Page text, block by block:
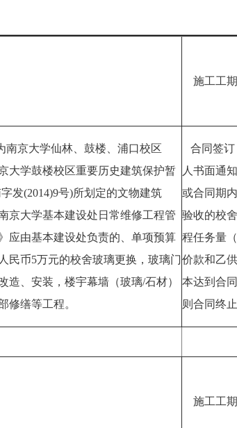
施工工期
南京大学仙林、鼓楼、浦口校区
大学鼓楼校区重要历史建筑保护暂
发(2014)9号)所划定的文物建筑
京大学基本建设处日常维修工程管
应由基本建设处负责的、单项预算
民币5万元的校舍玻璃更换，玻璃门
造、安装，楼宇幕墙（玻璃/石材）
修缮等工程。
合同签订
人书面通
或合同期
验收的校
程任务量
价款和乙
本达到合
则合同终
施工工期